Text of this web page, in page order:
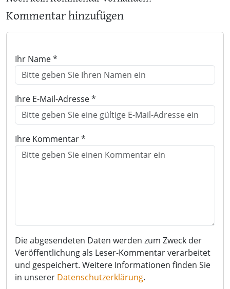
Kommentar hinzufügen
Ihr Name *
Ihre E-Mail-Adresse *
Ihre Kommentar *
Die abgesendeten Daten werden zum Zweck der
Veröffentlichung als Leser-Kommentar verarbeitet
und gespeichert. Weitere Informationen finden Sie
in unserer Datenschutzerklärung.